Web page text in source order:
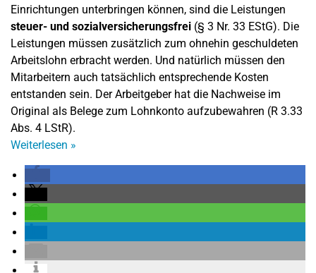
Einrichtungen unterbringen können, sind die Leistungen
steuer- und sozialversicherungsfrei (§ 3 Nr. 33 EStG). Die
Leistungen müssen zusätzlich zum ohnehin geschuldeten
Arbeitslohn erbracht werden. Und natürlich müssen den
Mitarbeitern auch tatsächlich entsprechende Kosten
entstanden sein. Der Arbeitgeber hat die Nachweise im
Original als Belege zum Lohnkonto aufzubewahren (R 3.33
Abs. 4 LStR).
Weiterlesen »